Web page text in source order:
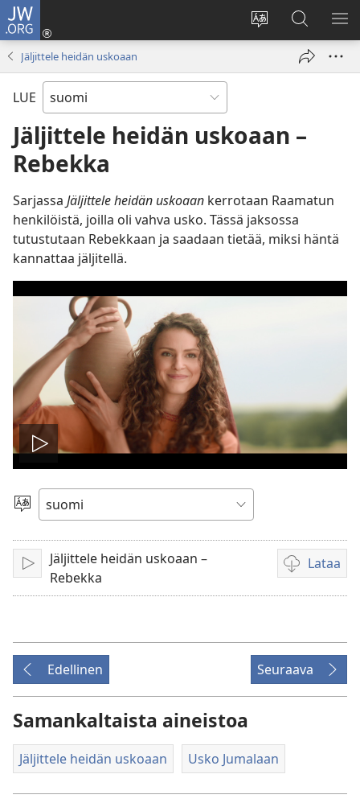
JW.ORG
Vaihda
sivuston
Kirjaudu
(avaa
Hae
JW.ORG-
sivustolta
Jäljittele heidän uskoaan
LUE
Jäljittele heidän uskoaan –
Rebekka
Sarjassa Jäljittele heidän uskoaan kerrotaan Raamatun
henkilöistä, joilla oli vahva usko. Tässä jaksossa
tutustutaan Rebekkaan ja saadaan tietää, miksi häntä
kannattaa jäljitellä.
Toista
video
Valitse
Toista
Jäljittele heidän uskoaan –
Rebekka
Lataa
Videoiden
Edellinen Seuraava
Samankaltaista aineistoa
Jäljittele heidän uskoaan Usko Jumalaan